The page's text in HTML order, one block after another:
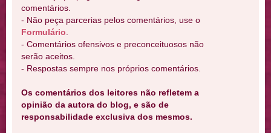
comentários.
- Não peça parcerias pelos comentários, use o
Formulário
- Comentários ofensivos e preconceituosos não
serão aceitos.
- Respostas sempre nos próprios comentários.
Os comentários dos leitores não refletem a
opinião da autora do blog, e são de
responsabilidade exclusiva dos mesmos.